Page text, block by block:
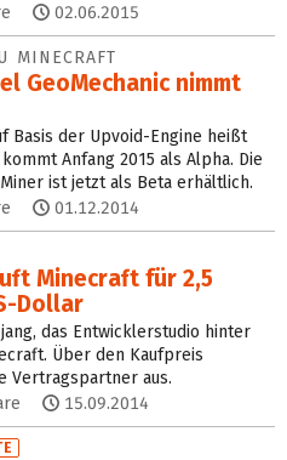
02.06.2015
MINECRAFT
GeoMechanic nimmt
Basis der Upvoid-Engine heißt
Anfang 2015 als Alpha. Die
ist jetzt als Beta erhältlich.
01.12.2014
Minecraft für 2,5
Dollar
das Entwicklerstudio hinter
Über den Kaufpreis
Vertragspartner aus.
15.09.2014